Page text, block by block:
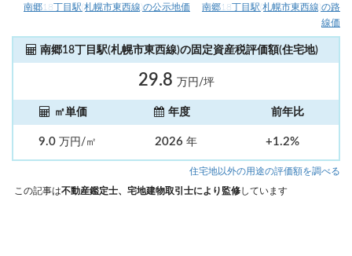
南郷18丁目駅(札幌市東西線)の公示地価
南郷18丁目駅(札幌市東西線)の路
線価
南郷18丁目駅(札幌市東西線)の固定資産税評価額(住宅地)
29.8 万円/坪
㎡単価 年度 前年比
9.0 万円/㎡ 2026 年 +1.2%
住宅地以外の用途の評価額を調べる
この記事は不動産鑑定士、宅地建物取引士により監修しています